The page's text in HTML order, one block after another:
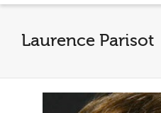
Laurence Parisot